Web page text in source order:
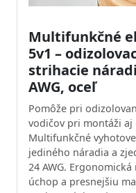
Multifunkčné
5v1 –
strihacie
AWG, oceľ
Pomôže pri
vodičov pri montáži
Multifunkčné
jediného náradia a
24 AWG.
úchop a presnejšiu